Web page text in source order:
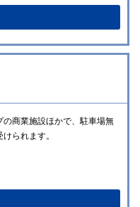
の商業施設ほかで、駐車場無
られます。